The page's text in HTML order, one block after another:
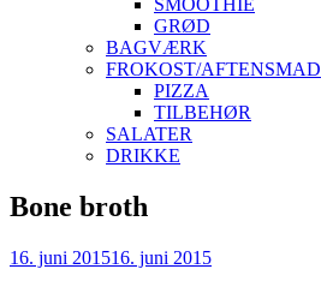
SMOOTHIE
GRØD
BAGVÆRK
FROKOST/AFTENSMAD
PIZZA
TILBEHØR
SALATER
DRIKKE
Skip
to
Bone broth
16. juni 201516. juni 2015